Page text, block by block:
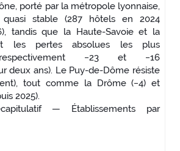
porté par la métropole lyonnaise,
stable (287 hôtels en 2024
tandis que la Haute-Savoie et la
les pertes absolues les plus
−23 et −16
deux ans). Le Puy-de-Dôme résiste
tout comme la Drôme (−4) et
2025).
— Établissements par